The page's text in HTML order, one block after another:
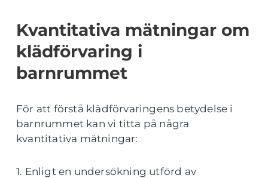
Kvantitativa mätningar om
klädförvaring i
barnrummet
För att förstå klädförvaringens betydelse i
barnrummet kan vi titta på några
kvantitativa mätningar:
1. Enligt en undersökning utförd av